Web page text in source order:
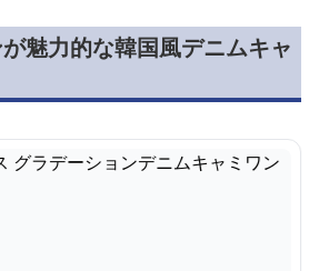
魅力的な韓国風デニムキャ